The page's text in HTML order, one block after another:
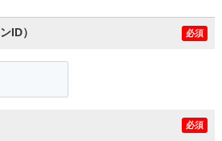
ID） 必須
必須